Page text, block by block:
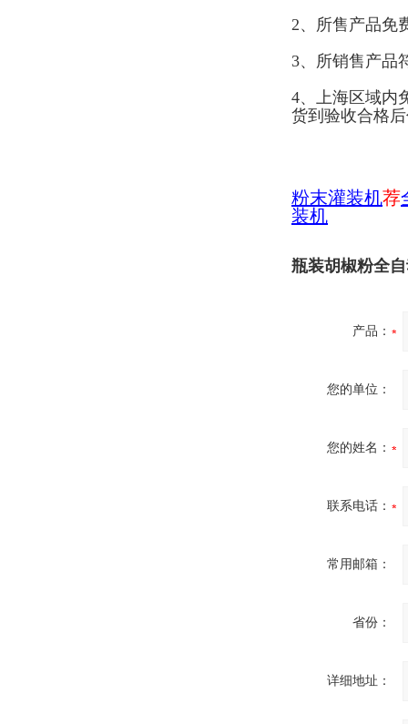
2、所售产品免
3、所销售产品
4、上海区域内
货到验收合格
粉末灌装机荐
装机
瓶装胡椒粉全
产品：
您的单位：
您的姓名：
联系电话：
常用邮箱：
省份：
详细地址：